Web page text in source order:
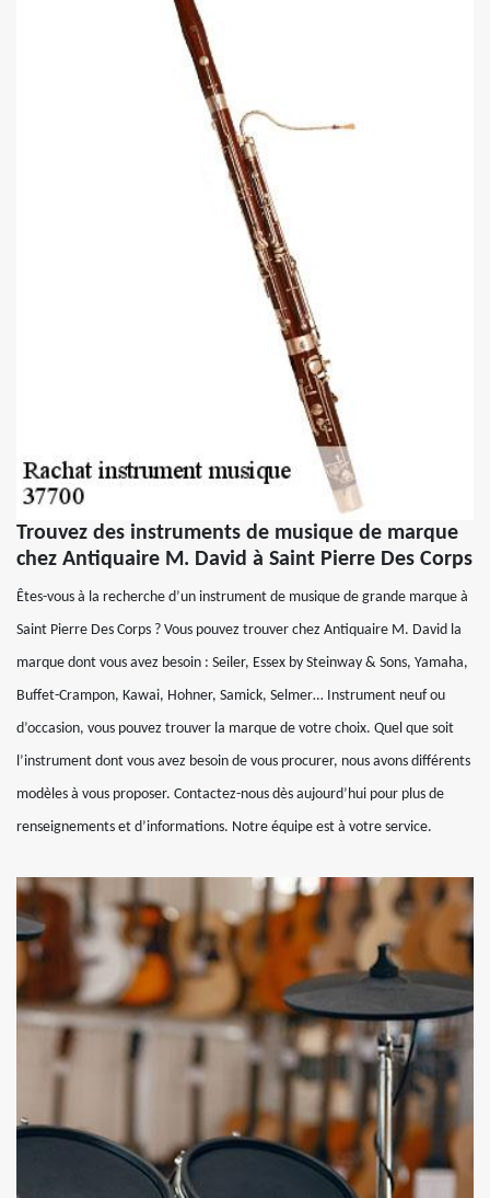
Trouvez des instruments de musique de marque
chez Antiquaire M. David à Saint Pierre Des Corps
Êtes-vous à la recherche d’un instrument de musique de grande marque à
Saint Pierre Des Corps ? Vous pouvez trouver chez Antiquaire M. David la
marque dont vous avez besoin : Seiler, Essex by Steinway & Sons, Yamaha,
Buffet-Crampon, Kawai, Hohner, Samick, Selmer… Instrument neuf ou
d’occasion, vous pouvez trouver la marque de votre choix. Quel que soit
l’instrument dont vous avez besoin de vous procurer, nous avons différents
modèles à vous proposer. Contactez-nous dès aujourd’hui pour plus de
renseignements et d’informations. Notre équipe est à votre service.